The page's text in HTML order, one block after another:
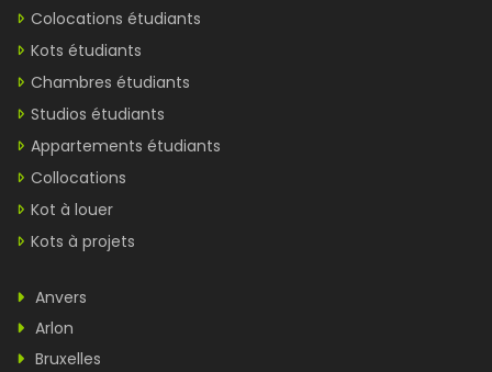
Colocations étudiants
Kots étudiants
Chambres étudiants
Studios étudiants
Appartements étudiants
Collocations
Kot à louer
Kots à projets
Anvers
Arlon
Bruxelles